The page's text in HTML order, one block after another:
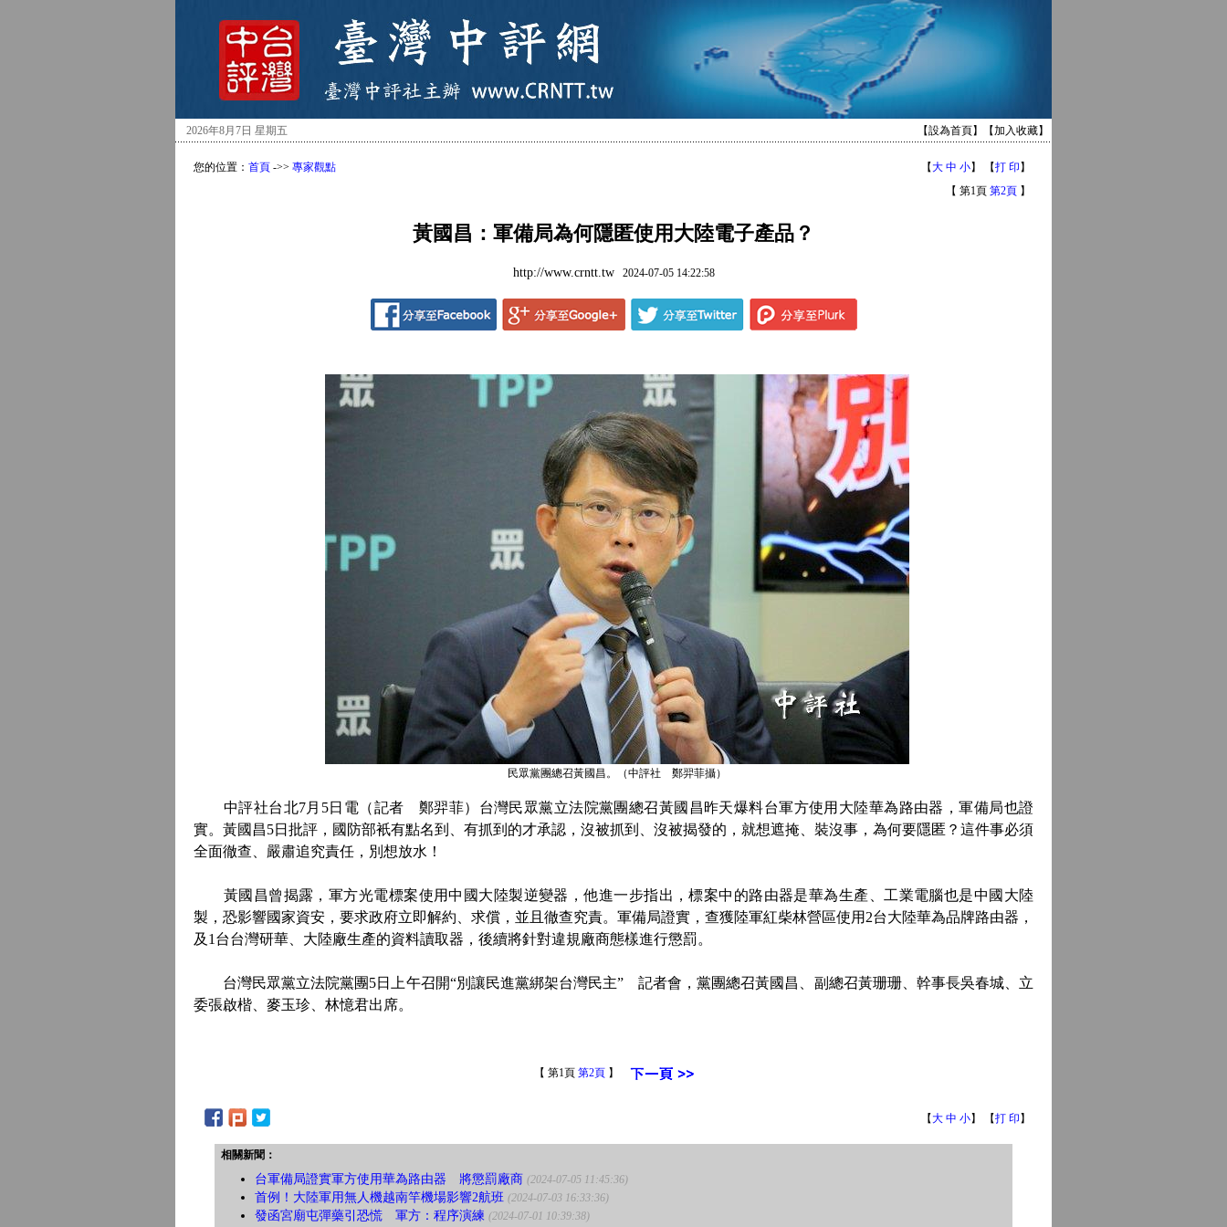
2026年8月7日 星期五 【設為首頁】【加入收藏】
您的位置： 首頁 ->> 專家觀點 【大 中 小】 【打 印 】
【 第1頁 第2頁 】
黃國昌：軍備局為何隱匿使用大陸電子產品？
http://www.crntt.tw2024-07-05 14:22:58
民眾黨團總召黃國昌。（中評社 鄭羿菲攝）
中評社台北7月5日電（記者 鄭羿菲）台灣民眾黨立法院黨團總召黃國昌昨天爆料台軍方使用大陸華為路由器，軍備局也證
實。黃國昌5日批評，國防部衹有點名到、有抓到的才承認，沒被抓到、沒被揭發的，就想遮掩、裝沒事，為何要隱匿？這件事必須
全面徹查、嚴肅追究責任，別想放水！
黃國昌曾揭露，軍方光電標案使用中國大陸製逆變器，他進一步指出，標案中的路由器是華為生產、工業電腦也是中國大陸
製，恐影響國家資安，要求政府立即解約、求償，並且徹查究責。軍備局證實，查獲陸軍紅柴林營區使用2台大陸華為品牌路由器，
及1台台灣研華、大陸廠生產的資料讀取器，後續將針對違規廠商態樣進行懲罰。
台灣民眾黨立法院黨團5日上午召開“別讓民進黨綁架台灣民主” 記者會，黨團總召黃國昌、副總召黃珊珊、幹事長吳春城、立
委張啟楷、麥玉珍、林憶君出席。
【 第1頁 第2頁】
【大 中 小】 【打 印 】
相關新聞：
台軍備局證實軍方使用華為路由器 將懲罰廠商 (2024-07-05 11:45:36)
首例！大陸軍用無人機越南竿機場影響2航班 (2024-07-03 16:33:36)
發函宮廟屯彈藥引恐慌 軍方：程序演練 (2024-07-01 10:39:38)